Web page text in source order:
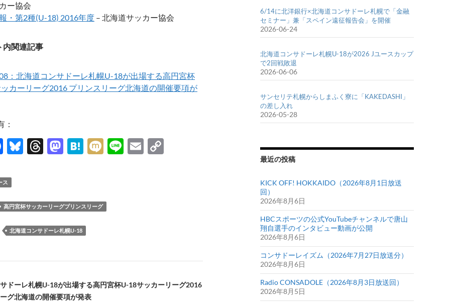
ー協会
・第2種(U-18) 2016年度 – 北海道サッカー協会
内関連記事
：北海道コンサドーレ札幌U-18が出場する高円宮杯
カーリーグ2016 プリンスリーグ北海道の開催要項が
：
F
e
b
o
o
k
Bl
y
T
ds
M
o
n
H
a
M Li
E
ス
高円宮杯サッカーリーグプリンスリーグ
北海道コンサドーレ札幌U-18
ドーレ札幌U-18が出場する高円宮杯U-18サッカーリーグ2016
グ北海道の開催要項が発表
6/14に北洋銀行×北海道コンサドーレ札幌で「金融
セミナー」兼「スペイン遠征報告会」を開催
2026-06-24
北海道コンサドーレ札幌U-18が2026 Jユースカップ
で2回戦敗退
2026-06-06
サンセリテ札幌からしまふく寮に「KAKEDASHI」
の差し入れ
2026-05-28
最近の投稿
KICK OFF! HOKKAIDO（2026年8月1日放送
回）
2026年8月6日
HBCスポーツの公式YouTubeチャンネルで唐山
翔自選手のインタビュー動画が公開
2026年8月6日
コンサドーレイズム（2026年7月27日放送分）
2026年8月6日
Radio CONSADOLE（2026年8月3日放送回）
2026年8月5日